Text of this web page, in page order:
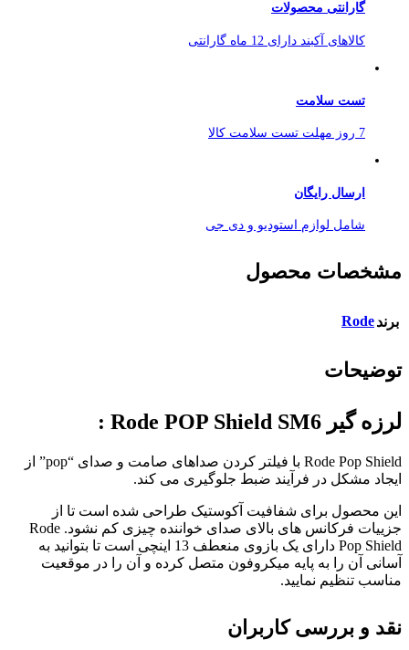
گارانتی محصولات
کالاهای آکبند دارای 12 ماه گارانتی
تست سلامت
7 روز مهلت تست سلامت کالا
ارسال رایگان
شامل لوازم استودیو و دی جی
مشخصات محصول
برندRode
توضیحات
لرزه گیر Rode POP Shield SM6 :
Rode Pop Shield با فیلتر کردن صداهای صامت و صدای “pop” از
ایجاد مشکل در فرآیند ضبط جلوگیری می کند.
این محصول برای شفافیت آکوستیک طراحی شده است تا از
جزییات فرکانس های بالای صدای خواننده چیزی کم نشود. Rode
Pop Shield دارای یک بازوی منعطف 13 اینچی است تا بتوانید به
آسانی آن را به پایه میکروفون متصل کرده و آن را در موقعیت
مناسب تنظیم نمایید.
نقد و بررسی کاربران